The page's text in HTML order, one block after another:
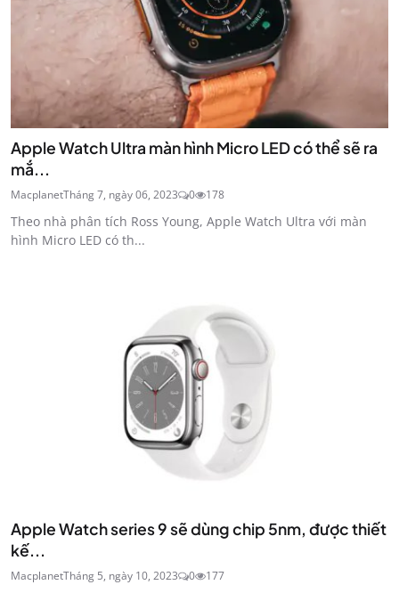
Apple Watch Ultra màn hình Micro LED có thể sẽ ra
mắ...
MacplanetTháng 7, ngày 06, 2023 0 178
Theo nhà phân tích Ross Young, Apple Watch Ultra với màn
hình Micro LED có th...
Apple Watch series 9 sẽ dùng chip 5nm, được thiết
kế...
MacplanetTháng 5, ngày 10, 2023 0 177